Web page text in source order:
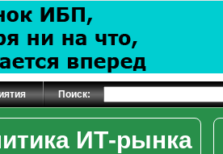
Поиск:
ИТ-рынка